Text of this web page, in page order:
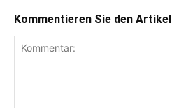
Kommentieren Sie den Artikel